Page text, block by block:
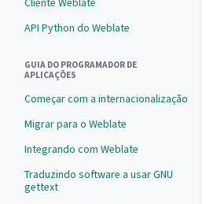
API Python do Weblate
GUIA DO PROGRAMADOR DE
APLICAÇÕES
Começar com a internacionalização
Migrar para o Weblate
Integrando com Weblate
Traduzindo software a usar GNU
gettext